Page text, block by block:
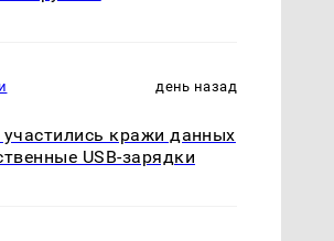
день назад
кражи данных
USB-зарядки